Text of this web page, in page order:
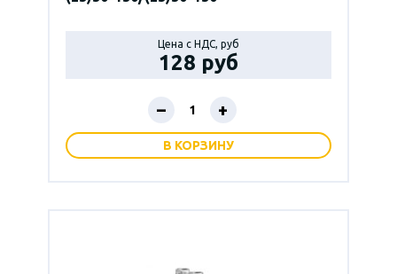
Цена с НДС, руб
128 руб
– +
В КОРЗИНУ